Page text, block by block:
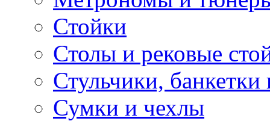
Стойки
Столы и рековые
Стульчики, банкетки
Сумки и чехлы